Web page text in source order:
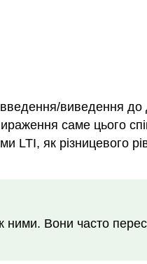
виведення до
саме цього
LTI, як різницевого
ними. Вони часто